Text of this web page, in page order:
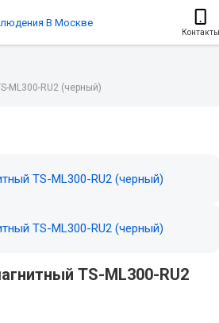
В Москве
Контакты
ML300-RU2 (черный)
TS-ML300-RU2